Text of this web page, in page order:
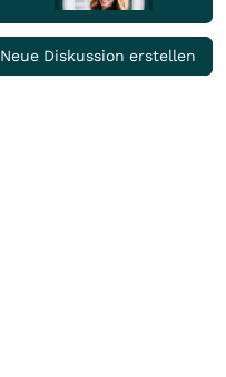
Neue Diskussion erstellen